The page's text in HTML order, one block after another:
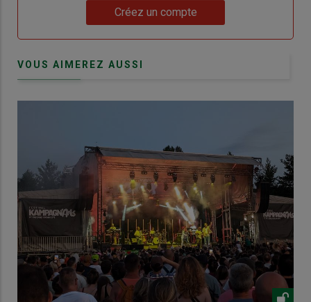
Créez un compte
VOUS AIMEREZ AUSSI